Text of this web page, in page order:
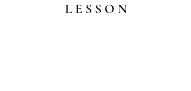
L E S S O N